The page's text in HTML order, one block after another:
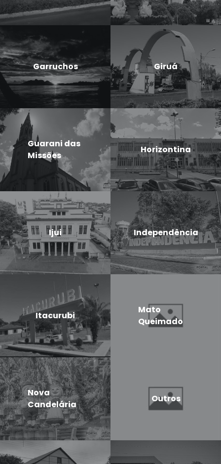
Garruchos Giruá
Guarani das
Missões
Horizontina
Ijui Independência
Itacurubi
Mato
Queimado
Nova
Candelária
Outros